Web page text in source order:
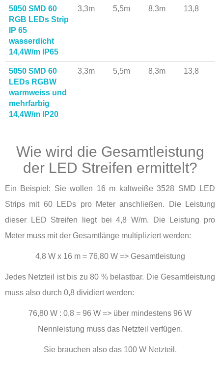
5050 SMD 60
RGB LEDs Strip
IP 65
wasserdicht
14,4W/m IP65
3,3m 5,5m 8,3m 13,8
5050 SMD 60
LEDs RGBW
warmweiss und
mehrfarbig
14,4W/m IP20
3,3m 5,5m 8,3m 13,8
Wie wird die Gesamtleistung
der LED Streifen ermittelt?
Ein Beispiel: Sie wollen 16 m kaltweiße 3528 SMD LED
Strips mit 60 LEDs pro Meter anschließen. Die Leistung
dieser LED Streifen liegt bei 4,8 W/m. Die Leistung pro
Meter muss mit der Gesamtlänge multipliziert werden:
4,8 W x 16 m = 76,80 W => Gesamtleistung
Jedes Netzteil ist bis zu 80 % belastbar. Die Gesamtleistung
muss also durch 0,8 dividiert werden:
76,80 W : 0,8 = 96 W => über mindestens 96 W
Nennleistung muss das Netzteil verfügen.
Sie brauchen also das 100 W Netzteil.